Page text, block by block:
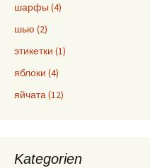
шарфы (4)
шью (2)
этикетки (1)
яблоки (4)
яйчата (12)
Kategorien